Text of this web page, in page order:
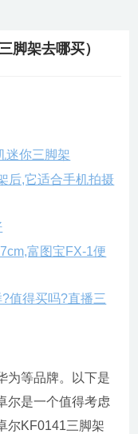
脚架去哪买）
迷你三脚架
后,它适合手机拍摄
富图宝FX-1便
值得买吗?直播三
为等品牌。以下是
尔是一个值得考虑
尔KF0141三脚架